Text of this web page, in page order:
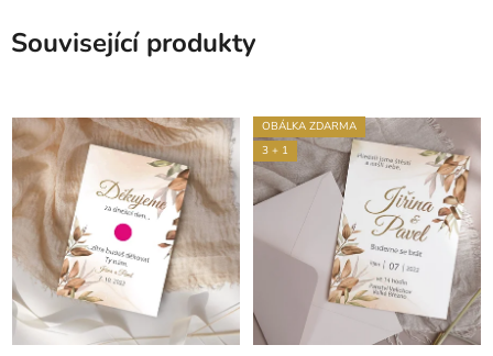
Související produkty
OBÁLKA ZDARMA
3 + 1